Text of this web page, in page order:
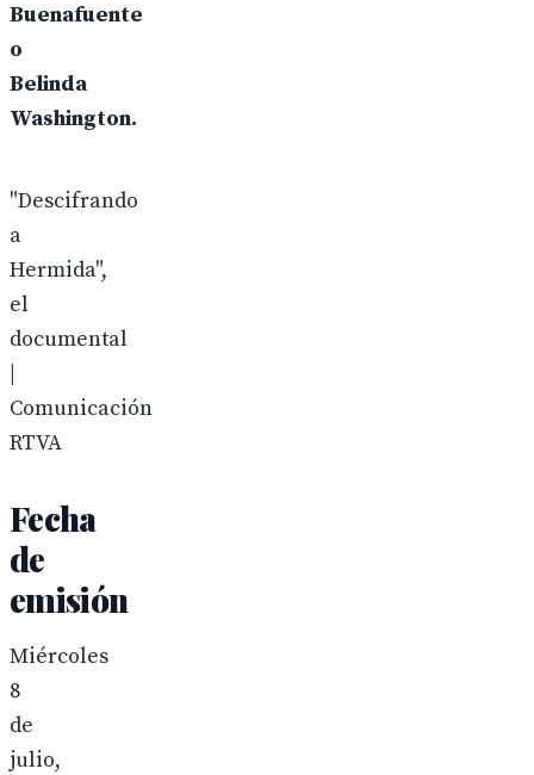
Buenafuente
o
Belinda
Washington.
"Descifrando
a
Hermida",
el
documental
Comunicación
RTVA
Fecha
de
emisión
Miércoles
8
de
julio,